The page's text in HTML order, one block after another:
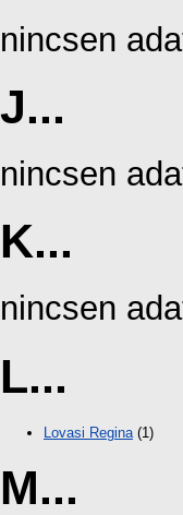
nincsen
J...
nincsen
K...
nincsen
L...
Lovasi Regina (1)
M...